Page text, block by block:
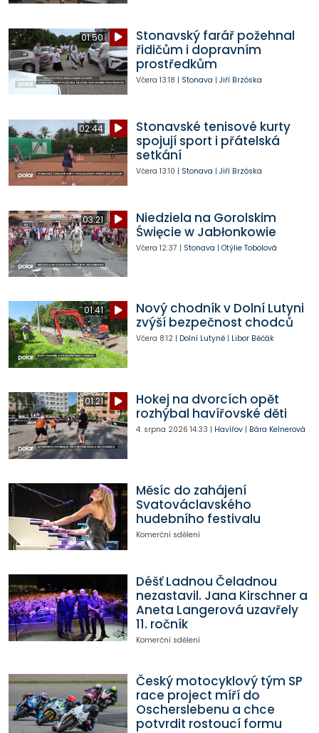
01:50
Stonavský farář požehnal
řidičům i dopravním
prostředkům
Včera 13:18 | Stonava | Jiří Brzóska
02:44
Stonavské tenisové kurty
spojují sport i přátelská
setkání
Včera 13:10 | Stonava | Jiří Brzóska
03:21
Niedziela na Gorolskim
Święcie w Jabłonkowie
Včera 12:37 | Stonava | Otýlie Tobolová
01:41
Nový chodník v Dolní Lutyni
zvýší bezpečnost chodců
Včera 8:12| Dolní Lutyně| Libor Běčák
01:21
Hokej na dvorcích opět
rozhýbal havířovské děti
4. srpna 2026 14:33 | Havířov| Bára Kelnerová
Měsíc do zahájení
Svatováclavského
hudebního festivalu
Komerční sdělení
Déšť Ladnou Čeladnou
nezastavil. Jana Kirschner a
Aneta Langerová uzavřely
11. ročník
Komerční sdělení
Český motocyklový tým SP
race project míří do
Oscherslebenu a chce
potvrdit rostoucí formu